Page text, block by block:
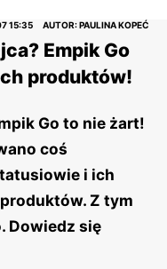
15:35 AUTOR: PAULINA KOPEĆ
Empik Go
produktów!
Go to nie żart!
coś
i ich
Z tym
Dowiedz się